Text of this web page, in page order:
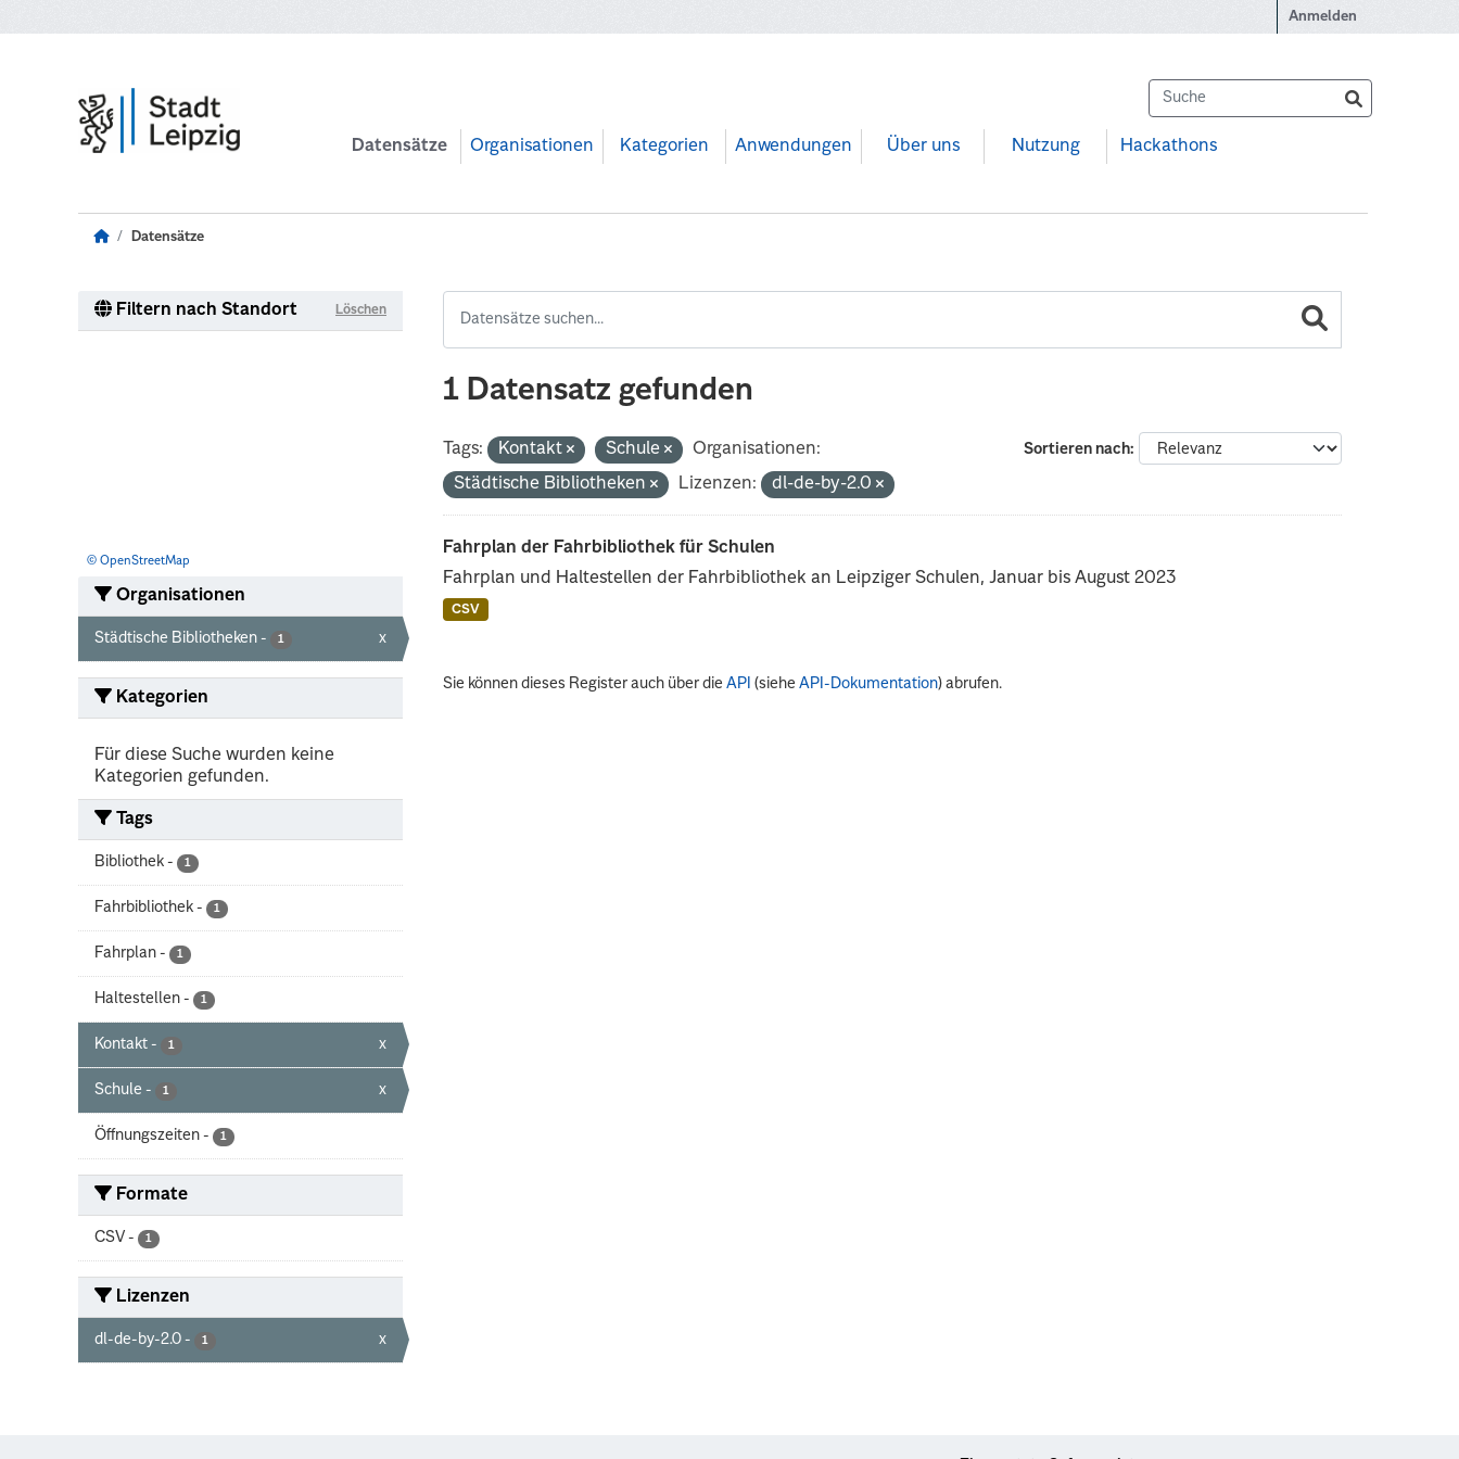
Anmelden
Datensätze Organisationen Kategorien Anwendungen Über uns Nutzung Hackathons
Datensätze
Filtern nach Standort Löschen
© OpenStreetMap
Organisationen
Städtische Bibliotheken - 1 x
Kategorien
Für diese Suche wurden keine
Kategorien gefunden.
Tags
Bibliothek - 1
Fahrbibliothek - 1
Fahrplan - 1
Haltestellen - 1
Kontakt - 1 x
Schule - 1 x
Öffnungszeiten - 1
Formate
CSV - 1
Lizenzen
dl-de-by-2.0 - 1 x
1 Datensatz gefunden
Sortieren nach
Tags: Kontakt Schule
Organisationen:
Städtische Bibliotheken
Lizenzen: dl-de-by-2.0
Fahrplan der Fahrbibliothek für Schulen
Fahrplan und Haltestellen der Fahrbibliothek an Leipziger Schulen, Januar bis August 2023
CSV
Sie können dieses Register auch über dieAPI (sieheAPI-Dokumentation) abrufen.